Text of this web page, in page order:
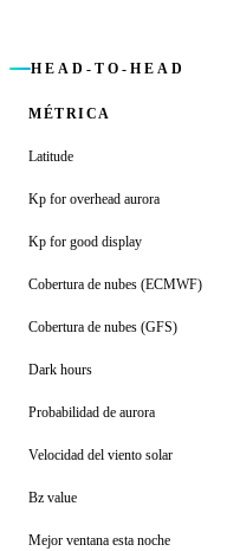
HEAD-TO-HEAD
MÉTRICA
Latitude
Kp for overhead aurora
Kp for good display
Cobertura de nubes (ECMWF)
Cobertura de nubes (GFS)
Dark hours
Probabilidad de aurora
Velocidad del viento solar
Bz value
Mejor ventana esta noche